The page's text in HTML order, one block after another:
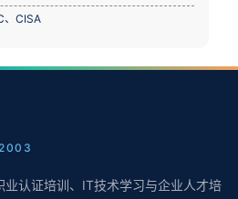
、CISA
认证培训、IT技术学习与企业人才培